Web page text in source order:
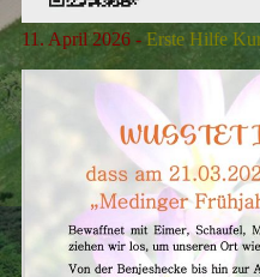
11. April 2026 -Erste Hilfe